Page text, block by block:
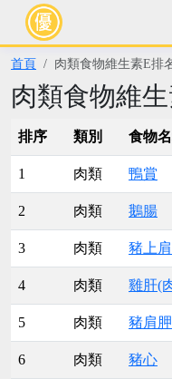
首頁 肉類食物維生素E排
肉類食物維
排序 類別 食物
1 肉類 鴨賞
2 肉類 鵝腸
3 肉類 豬上
4 肉類 雞肝(
5 肉類 豬肩
6 肉類 豬心